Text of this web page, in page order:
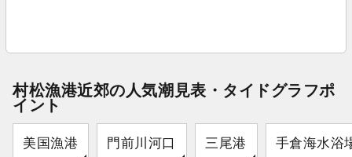
村松漁港近郊の人気潮見表・タイドグラフポ
イント
美国漁港 門前川河口 三尾港 手倉海水浴